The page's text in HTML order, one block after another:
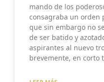
mando de los
consagraba un orden
que sin embargo no
de ser batido y
aspirantes al nuevo
brevemente, en corto